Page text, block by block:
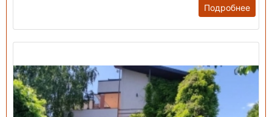
Подробнее